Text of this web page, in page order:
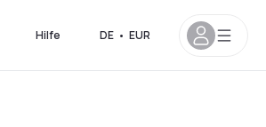
Hilfe DE • EUR